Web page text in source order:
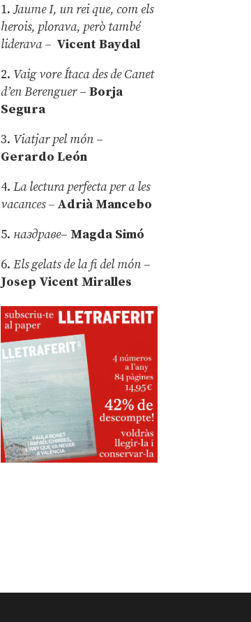
1.Jaume I, un rei que, com els
herois, plorava, però també
liderava – Vicent Baydal
2. Vaig vore Ítaca des de Canet
d’en Berenguer–Borja
Segura
3. Viatjar pel món –
Gerardo León
4.La lectura perfecta per a les
vacances – Adrià Mancebo
5. наздраве– Magda Simó
6.Els gelats de la fi del món –
Josep Vicent Miralles